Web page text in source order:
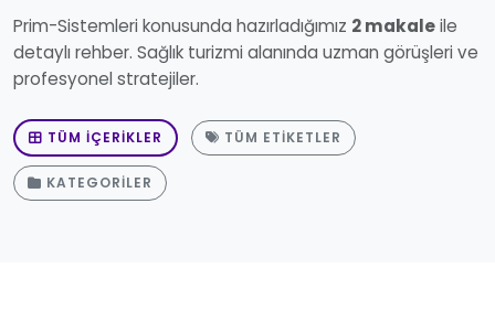
Prim-Sistemleri konusunda hazırladığımız 2 makaleile
detaylı rehber. Sağlık turizmi alanında uzman görüşleri ve
profesyonel stratejiler.
TÜM İÇERIKLER TÜM ETIKETLER
KATEGORILER